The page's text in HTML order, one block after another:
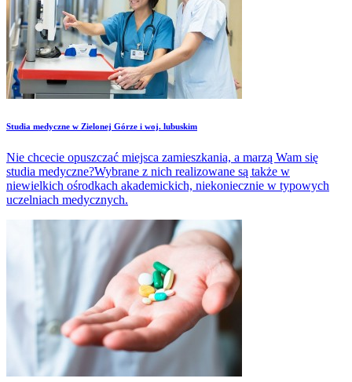
Studia medyczne w Zielonej Górze i woj. lubuskim
Nie chcecie opuszczać miejsca zamieszkania, a marzą Wam się
studia medyczne?Wybrane z nich realizowane są także w
niewielkich ośrodkach akademickich, niekoniecznie w typowych
uczelniach medycznych.